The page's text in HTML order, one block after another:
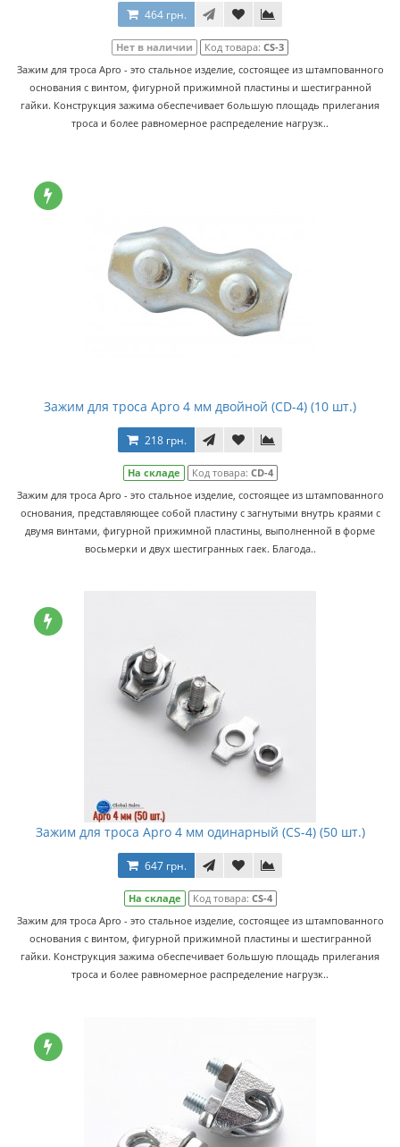
464 грн.
Нет в наличии Код товара: CS-3
Зажим для троса Apro - это стальное изделие, состоящее из штампованного
основания с винтом, фигурной прижимной пластины и шестигранной
гайки. Конструкция зажима обеспечивает большую площадь прилегания
троса и более равномерное распределение нагрузк..
Зажим для троса Apro 4 мм двойной (CD-4) (10 шт.)
218 грн.
На складе Код товара: CD-4
Зажим для троса Apro - это стальное изделие, состоящее из штампованного
основания, представляющее собой пластину с загнутыми внутрь краями с
двумя винтами, фигурной прижимной пластины, выполненной в форме
восьмерки и двух шестигранных гаек. Благода..
Зажим для троса Apro 4 мм одинарный (CS-4) (50 шт.)
647 грн.
На складе Код товара: CS-4
Зажим для троса Apro - это стальное изделие, состоящее из штампованного
основания с винтом, фигурной прижимной пластины и шестигранной
гайки. Конструкция зажима обеспечивает большую площадь прилегания
троса и более равномерное распределение нагрузк..